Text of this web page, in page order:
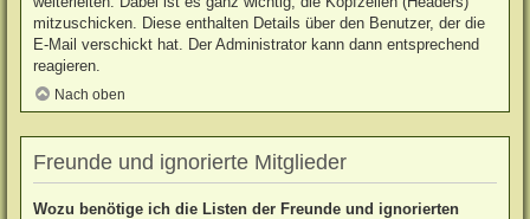
mitzuschicken. Diese enthalten Details über den Benutzer, der die
E-Mail verschickt hat. Der Administrator kann dann entsprechend
reagieren.
Nach oben
Freunde und ignorierte Mitglieder
Wozu benötige ich die Listen der Freunde und ignorierten